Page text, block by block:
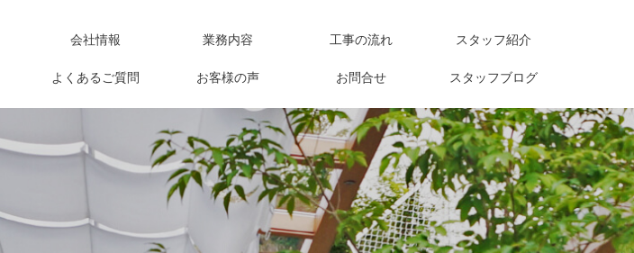
会社情報 業務内容 工事の流れ スタッフ紹介
よくあるご質問 お客様の声 お問合せ スタッフブログ